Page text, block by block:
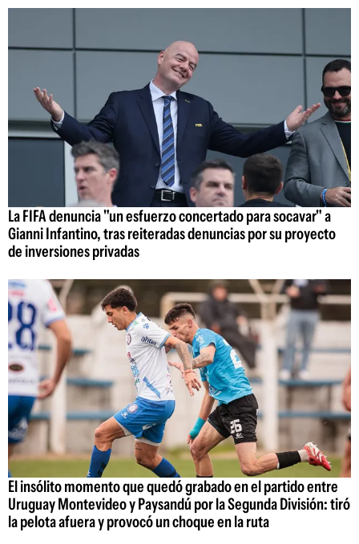
La FIFA denuncia "un esfuerzo concertado para socavar" a
Gianni Infantino, tras reiteradas denuncias por su proyecto
de inversiones privadas
El insólito momento que quedó grabado en el partido entre
Uruguay Montevideo y Paysandú por la Segunda División: tiró
la pelota afuera y provocó un choque en la ruta